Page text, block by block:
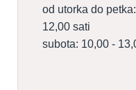
od utorka do
12,00 sati
subota: 10,00 -